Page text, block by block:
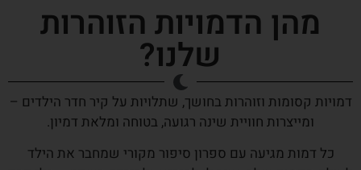
לחצו כאן לכל קישוטי הקיר הזוהרים בחושך שלנו
מהן הדמויות הזוהרות
שלנו?
ומייצרות חוויית שינה רגועה, בטוחה ומלאת דמיון.